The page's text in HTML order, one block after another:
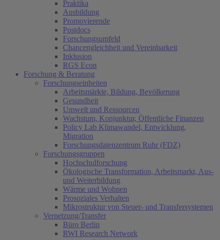
Praktika
Ausbildung
Promovierende
Postdocs
Forschungsumfeld
Chancengleichheit und Vereinbarkeit
Inklusion
RGS Econ
Forschung & Beratung
Forschungseinheiten
Arbeitsmärkte, Bildung, Bevölkerung
Gesundheit
Umwelt und Ressourcen
Wachstum, Konjunktur, Öffentliche Finanzen
Policy Lab Klimawandel, Entwicklung,
Migration
Forschungsdatenzentrum Ruhr (FDZ)
Forschungsgruppen
Hochschulforschung
Ökologische Transformation, Arbeitsmarkt, Aus-
und Weiterbildung
Wärme und Wohnen
Prosoziales Verhalten
Mikrostruktur von Steuer- und Transfersystemen
Vernetzung/Transfer
Büro Berlin
RWI Research Network